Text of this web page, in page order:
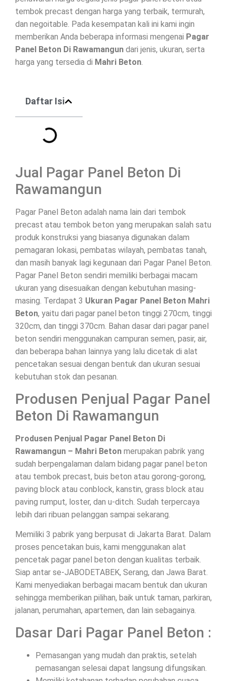
tembok precast dengan harga yang terbaik, termurah,
dan negoitable. Pada kesempatan kali ini kami ingin
memberikan Anda beberapa informasi mengenai Pagar
Panel Beton Di Rawamangun dari jenis, ukuran, serta
harga yang tersedia di Mahri Beton
Daftar Isi
Jual Pagar Panel Beton Di
Rawamangun
Pagar Panel Beton adalah nama lain dari tembok
precast atau tembok beton yang merupakan salah satu
produk konstruksi yang biasanya digunakan dalam
pemagaran lokasi, pembatas wilayah, pembatas tanah,
dan masih banyak lagi kegunaan dari Pagar Panel Beton.
Pagar Panel Beton sendiri memiliki berbagai macam
ukuran yang disesuaikan dengan kebutuhan masing-
masing. Terdapat 3 Ukuran Pagar Panel Beton Mahri
Beton, yaitu dari pagar panel beton tinggi 270cm, tinggi
320cm, dan tinggi 370cm. Bahan dasar dari pagar panel
beton sendiri menggunakan campuran semen, pasir, air,
dan beberapa bahan lainnya yang lalu dicetak di alat
pencetakan sesuai dengan bentuk dan ukuran sesuai
kebutuhan stok dan pesanan.
Produsen Penjual Pagar Panel
Beton Di Rawamangun
Produsen Penjual Pagar Panel Beton Di
Rawamangun – Mahri Beton merupakan pabrik yang
sudah berpengalaman dalam bidang pagar panel beton
atau tembok precast, buis beton atau gorong-gorong,
paving block atau conblock, kanstin, grass block atau
paving rumput, loster, dan u-ditch. Sudah terpercaya
lebih dari ribuan pelanggan sampai sekarang.
Memiliki 3 pabrik yang berpusat di Jakarta Barat. Dalam
proses pencetakan buis, kami menggunakan alat
pencetak pagar panel beton dengan kualitas terbaik.
Siap antar se-JABODETABEK, Serang, dan Jawa Barat.
Kami menyediakan berbagai macam bentuk dan ukuran
sehingga memberikan pilihan, baik untuk taman, parkiran,
jalanan, perumahan, apartemen, dan lain sebagainya.
Dasar Dari Pagar Panel Beton :
Pemasangan yang mudah dan praktis, setelah
pemasangan selesai dapat langsung difungsikan.